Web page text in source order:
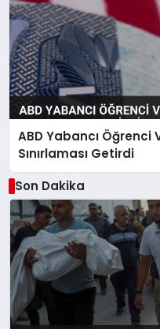
ABD Yabancı Öğrenci
Sınırlaması Getirdi
Son Dakika